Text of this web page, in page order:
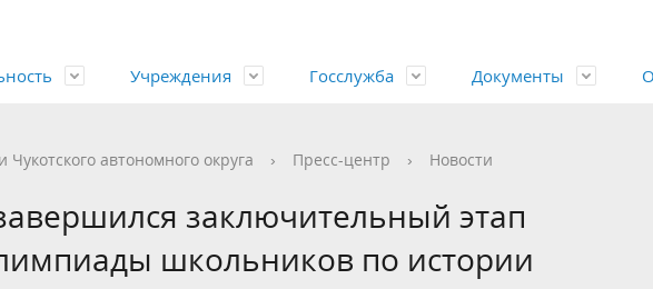
Управление аналитической,
Управление развития
трансформации и конкурсных
процедур
Государственные услуги
Государственный контроль
Учреждения
Ресурсный центр по поддержке НКО
Госслужба
Порядок поступления на
службу
Профессиональное развитие
служащего Чукотского
округа
Документы
Проекты нормативных правовых
Объявления, конкурсы, заявки
Открытые данные
Статистические данные Личный приём
автономного округа › Пресс-центр › Новости
заключительный этап
школьников по истории